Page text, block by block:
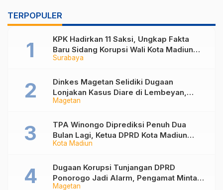
TERPOPULER
Surabaya
KPK Hadirkan 11 Saksi, Ungkap Fakta
Baru Sidang Korupsi Wali Kota Madiun
Nonaktif Maidi
Magetan
Dinkes Magetan Selidiki Dugaan
Lonjakan Kasus Diare di Lembeyan,
Lakukan Penyelidikan Epidemiologi
Kota Madiun
TPA Winongo Diprediksi Penuh Dua
Bulan Lagi, Ketua DPRD Kota Madiun
Desak Pemkot Percepat Penanganan
Magetan
Dugaan Korupsi Tunjangan DPRD
Ponorogo Jadi Alarm, Pengamat Minta